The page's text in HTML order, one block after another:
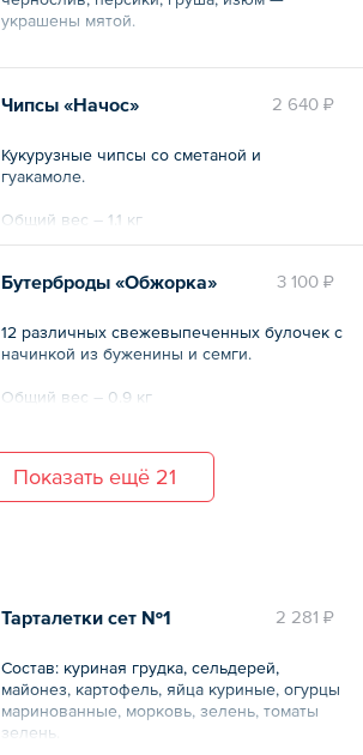
украшены мятой.
2 640 ₽
Чипсы «Начос»
Кукурузные чипсы со сметаной и
гуакамоле.
Общий вес – 1.1 кг
3 100 ₽
Бутерброды «Обжорка»
12 различных свежевыпеченных булочек с
начинкой из буженины и семги.
Общий вес – 0.9 кг
Показать ещё 21
2 281 ₽
Тарталетки сет №1
Состав: куриная грудка, сельдерей,
майонез, картофель, яйца куриные, огурцы
маринованные, морковь, зелень, томаты
зелень.